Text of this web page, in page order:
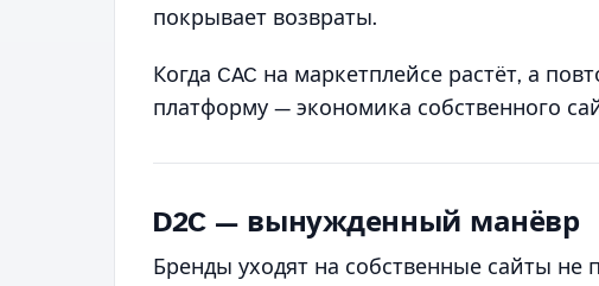
покрывает возвраты.
Когда CAC на маркетплейсе растёт, а
платформу — экономика собственного
D2C — вынужденный манёвр
Бренды уходят на собственные сайты